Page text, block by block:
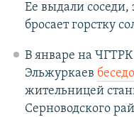
Ее выдали соседи,
бросает горстку
В январе на
Эльжуркаев
жительницей
Серноводского